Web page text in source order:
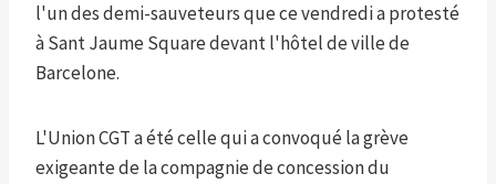
l'un des demi-sauveteurs que ce vendredi a protesté
à Sant Jaume Square devant l'hôtel de ville de
Barcelone.
L'Union CGT a été celle qui a convoqué la grève
exigeante de la compagnie de concession du